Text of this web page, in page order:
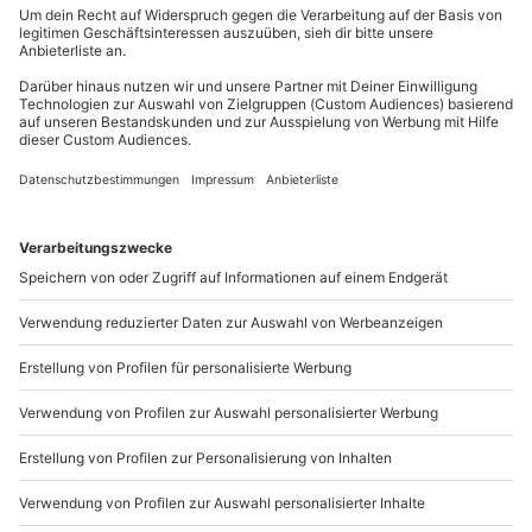
Du erreichst uns telefonisch zu folgenden Zeiten,
außer an bundesweiten Feiertagen:
Du möchtest als Firma bestellen?
089 / 21 12 90 20
Mo-Fr: 9-17 Uhr
b2b@mydays.de
www.b2b.mydays.de/
Artikelnummer:38911